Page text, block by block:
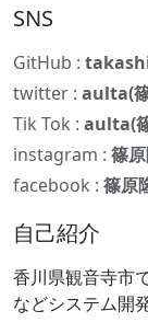
SNS
GitHub :
twitter : aulta(
Tik Tok : aulta(
instagram : 篠
facebook : 篠原
自己紹介
香川県観音寺市
などシステム開